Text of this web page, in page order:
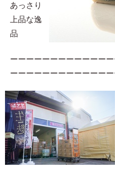
あっさり
上品な逸
品
ーーーーーーーーーーーー
ーーーーーーーーーーーー